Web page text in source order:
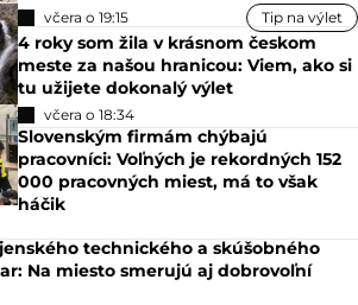
včera o 19:15 Tip na výlet
4 roky som žila v krásnom českom
meste za našou hranicou: Viem, ako si
tu užijete dokonalý výlet
včera o 18:34
Slovenským firmám chýbajú
pracovníci: Voľných je rekordných 152
000 pracovných miest, má to však
háčik
technického a skúšobného
Na miesto smerujú aj dobrovoľní